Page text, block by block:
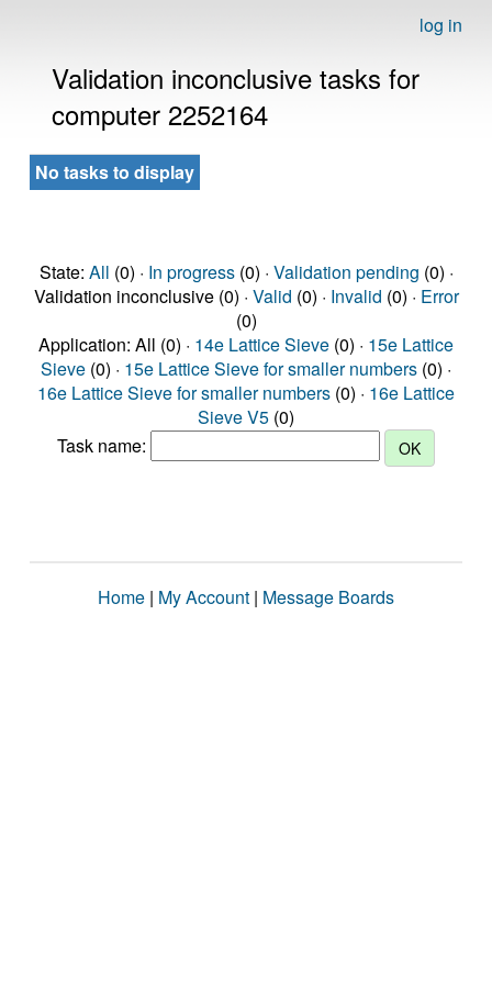
log in
Validation inconclusive tasks for
computer 2252164
No tasks to display
State: All (0) · In progress(0) · Validation pending (0) ·
Validation inconclusive (0) · Valid (0) · Invalid (0) · Error
(0)
Application: All (0) · 14e Lattice Sieve (0) · 15e Lattice
Sieve (0) · 15e Lattice Sieve for smaller numbers (0) ·
16e Lattice Sieve for smaller numbers (0) · 16e Lattice
Sieve V5 (0)
Task name:
Home | My Account | Message Boards